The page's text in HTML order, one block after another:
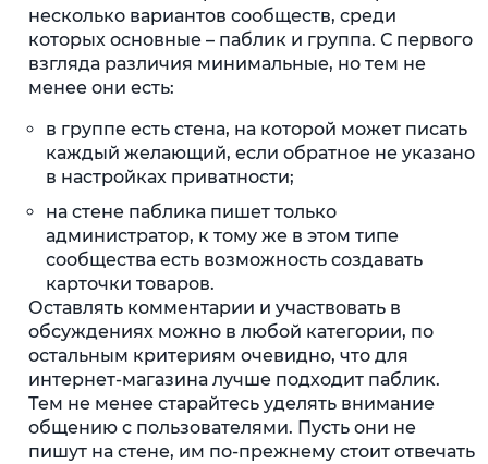
несколько вариантов сообществ, среди
которых основные – паблик и группа. С первого
взгляда различия минимальные, но тем не
менее они есть:
в группе есть стена, на которой может писать
каждый желающий, если обратное не указано
в настройках приватности;
на стене паблика пишет только
администратор, к тому же в этом типе
сообщества есть возможность создавать
карточки товаров.
Оставлять комментарии и участвовать в
обсуждениях можно в любой категории, по
остальным критериям очевидно, что для
интернет-магазина лучше подходит паблик.
Тем не менее старайтесь уделять внимание
общению с пользователями. Пусть они не
пишут на стене, им по-прежнему стоит отвечать